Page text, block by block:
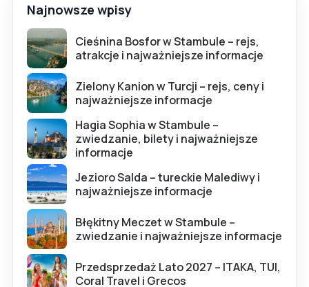
Najnowsze wpisy
Cieśnina Bosfor w Stambule – rejs,
atrakcje i najważniejsze informacje
Zielony Kanion w Turcji – rejs, ceny i
najważniejsze informacje
Hagia Sophia w Stambule –
zwiedzanie, bilety i najważniejsze
informacje
Jezioro Salda – tureckie Malediwy i
najważniejsze informacje
Błękitny Meczet w Stambule –
zwiedzanie i najważniejsze informacje
Przedsprzedaż Lato 2027 – ITAKA, TUI,
Coral Travel i Grecos